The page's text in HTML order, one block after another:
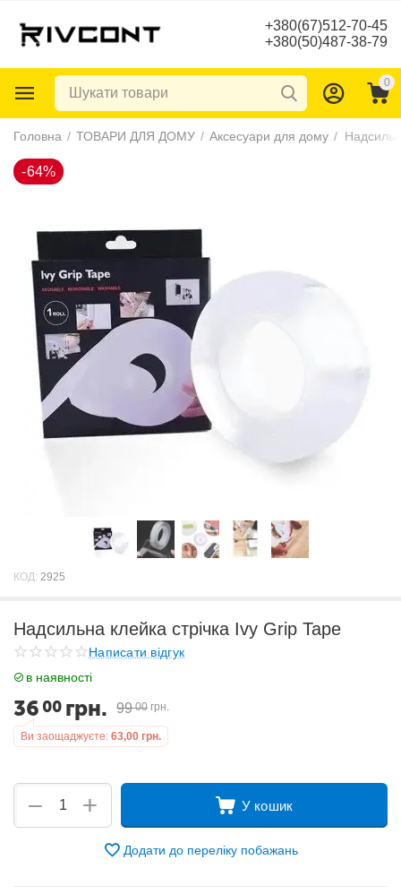
+380(67)512-70-45
+380(50)487-38-79
0
Головна / ТОВАРИ ДЛЯ ДОМУ / Аксесуари для дому /
КОД: 2925
Надсильна клейка стрічка Ivy Grip Tape
Написати відгук
в наявності
36 00 грн. 99 00 грн.
Ви заощаджуєте: 63,00 грн.
+
− У кошик
Додати до переліку побажань